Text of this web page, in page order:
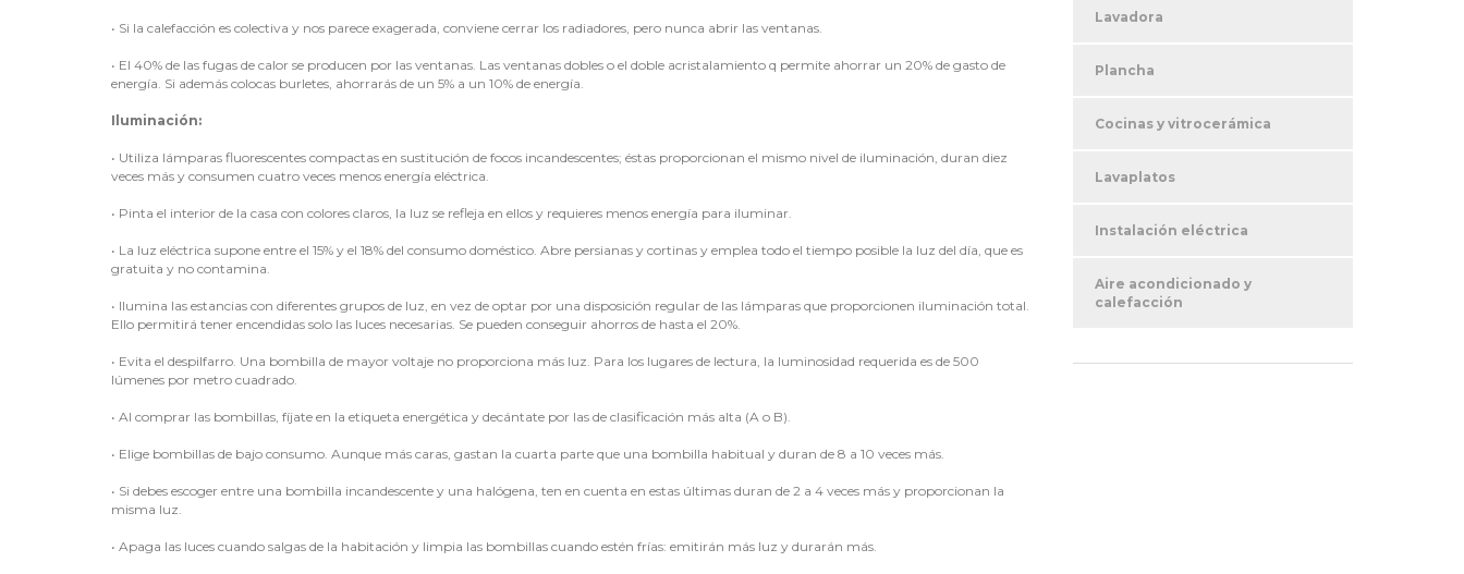
• Si la calefacción es colectiva y nos parece exagerada, conviene cerrar los radiadores, pero nunca abrir las ventanas.
• El 40% de las fugas de calor se producen por las ventanas. Las ventanas dobles o el doble acristalamiento q permite ahorrar un 20% de gasto de
energía. Si además colocas burletes, ahorrarás de un 5% a un 10% de energía.
Iluminación:
• Utiliza lámparas fluorescentes compactas en sustitución de focos incandescentes; éstas proporcionan el mismo nivel de iluminación, duran diez
veces más y consumen cuatro veces menos energía eléctrica.
• Pinta el interior de la casa con colores claros, la luz se refleja en ellos y requieres menos energía para iluminar.
• La luz eléctrica supone entre el 15% y el 18% del consumo doméstico. Abre persianas y cortinas y emplea todo el tiempo posible la luz del día, que es
gratuita y no contamina.
• Ilumina las estancias con diferentes grupos de luz, en vez de optar por una disposición regular de las lámparas que proporcionen iluminación total.
Ello permitirá tener encendidas solo las luces necesarias. Se pueden conseguir ahorros de hasta el 20%.
• Evita el despilfarro. Una bombilla de mayor voltaje no proporciona más luz. Para los lugares de lectura, la luminosidad requerida es de 500
lúmenes por metro cuadrado.
• Al comprar las bombillas, fíjate en la etiqueta energética y decántate por las de clasificación más alta (A o B).
• Elige bombillas de bajo consumo. Aunque más caras, gastan la cuarta parte que una bombilla habitual y duran de 8 a 10 veces más.
• Si debes escoger entre una bombilla incandescente y una halógena, ten en cuenta en estas últimas duran de 2 a 4 veces más y proporcionan la
misma luz.
• Apaga las luces cuando salgas de la habitación y limpia las bombillas cuando estén frías: emitirán más luz y durarán más.
Lavadora
Plancha
Cocinas y vitrocerámica
Lavaplatos
Instalación eléctrica
Aire acondicionado y
calefacción